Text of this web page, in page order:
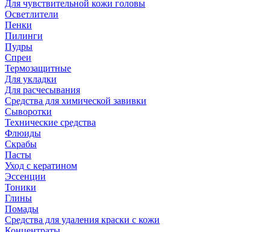
Для чувствительной кожи головы
Осветлители
Пенки
Пилинги
Пудры
Спреи
Термозащитные
Для укладки
Для расчесывания
Средства для химической завивки
Сыворотки
Технические средства
Флюиды
Скрабы
Пасты
Уход с кератином
Эссенции
Тоники
Глины
Помады
Средства для удаления краски с кожи